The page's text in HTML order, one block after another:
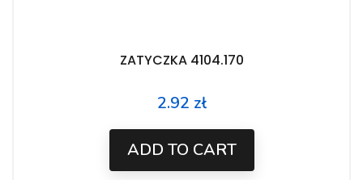
ZATYCZKA 4104.170
Price
2.92 zł
ADD TO CART